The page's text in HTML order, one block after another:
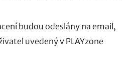
budou odeslány na email,
uvedený v PLAYzone